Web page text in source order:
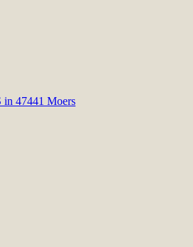
47441 Moers